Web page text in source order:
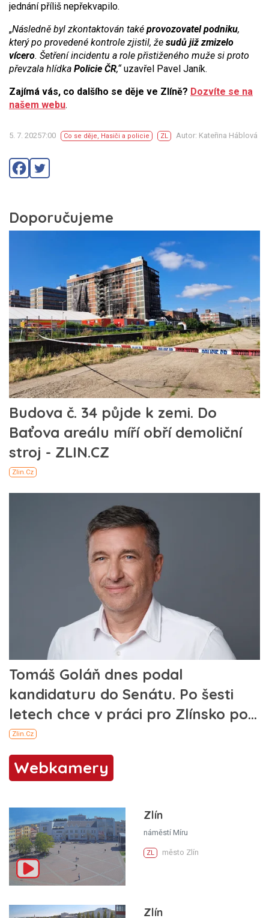
jednání příliš nepřekvapilo.
„Následně byl zkontaktován také provozovatel podniku,
který po provedené kontrole zjistil, že sudů již zmizelo
vícero. Šetření incidentu a role přistiženého muže si proto
převzala hlídka Policie ČR,“uzavřel Pavel Janík.
Zajímá vás, co dalšího se děje ve Zlíně? Dozvíte se na
našem webu.
5. 7. 20257:00 Co se děje, Hasiči a policie ZL Autor: Kateřina Háblová
Webkamery
Zlín
náměstí Míru
ZL město Zlín
Zlín